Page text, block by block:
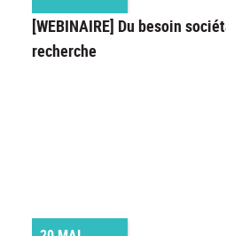
[WEBINAIRE] Du besoin
recherche